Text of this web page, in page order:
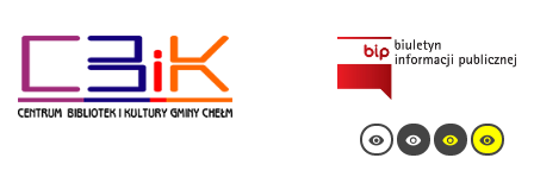
Ułatwienia dostępu